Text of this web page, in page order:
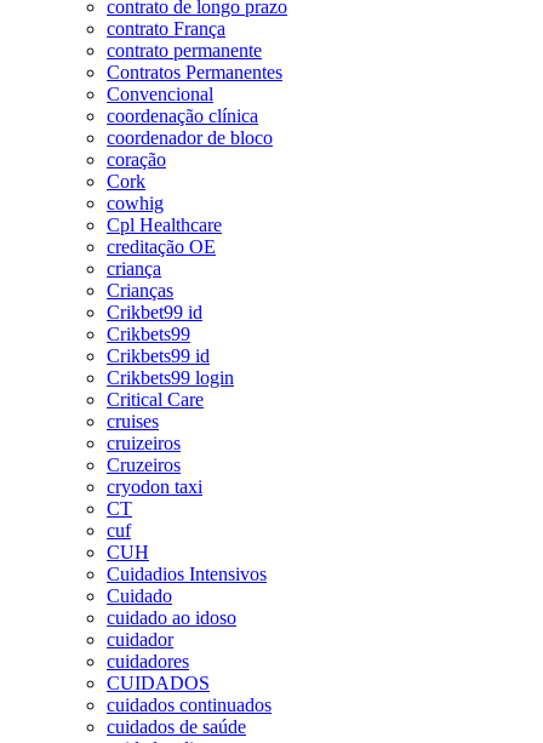
contrato de longo prazo
contrato França
contrato permanente
Contratos Permanentes
Convencional
coordenação clínica
coordenador de bloco
coração
Cork
cowhig
Cpl Healthcare
creditação OE
criança
Crianças
Crikbet99 id
Crikbets99
Crikbets99 id
Crikbets99 login
Critical Care
cruises
cruizeiros
Cruzeiros
cryodon taxi
CT
cuf
CUH
Cuidadios Intensivos
Cuidado
cuidado ao idoso
cuidador
cuidadores
CUIDADOS
cuidados continuados
cuidados de saúde